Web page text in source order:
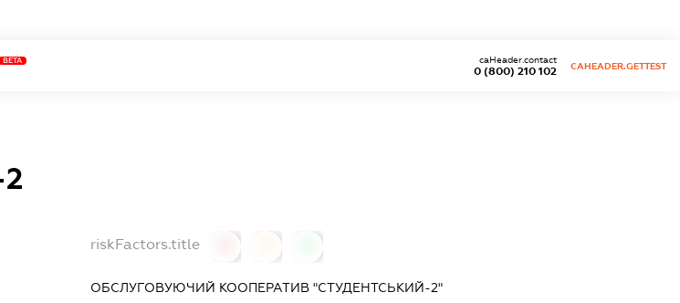
BETA
0 (800) 210 102
caHeader.contact
CAHEADER.GETTEST
riskFactors.title
ОБСЛУГОВУЮЧИЙ КООПЕРАТИВ "СТУДЕНТСЬКИЙ-2"